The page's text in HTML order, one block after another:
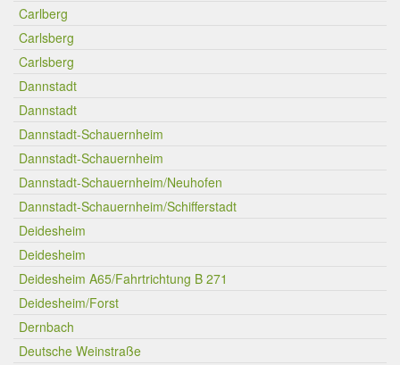
Carlberg
Carlsberg
Carlsberg
Dannstadt
Dannstadt
Dannstadt-Schauernheim
Dannstadt-Schauernheim
Dannstadt-Schauernheim/Neuhofen
Dannstadt-Schauernheim/Schifferstadt
Deidesheim
Deidesheim
Deidesheim A65/Fahrtrichtung B 271
Deidesheim/Forst
Dernbach
Deutsche Weinstraße